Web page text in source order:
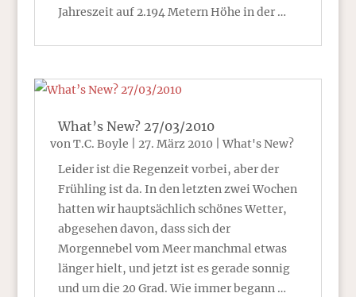
Jahreszeit auf 2.194 Metern Höhe in der …
What’s New? 27/03/2010
vonT.C. Boyle 27. März 2010 |What's New?
Leider ist die Regenzeit vorbei, aber der
Frühling ist da. In den letzten zwei Wochen
hatten wir hauptsächlich schönes Wetter,
abgesehen davon, dass sich der
Morgennebel vom Meer manchmal etwas
länger hielt, und jetzt ist es gerade sonnig
und um die 20 Grad. Wie immer begann …